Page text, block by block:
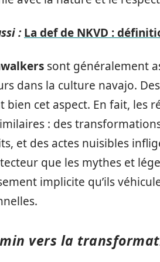
: La def de NKVD :
sont généralement
dans la culture navajo.
bien cet aspect. En fait, les
: des
et des actes nuisibles
que les mythes et
implicite qu’ils
vers la